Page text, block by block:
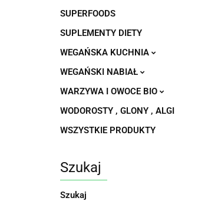
SUPERFOODS
SUPLEMENTY DIETY
WEGAŃSKA KUCHNIA
WEGAŃSKI NABIAŁ
WARZYWA I OWOCE BIO
WODOROSTY , GLONY , ALGI
WSZYSTKIE PRODUKTY
Szukaj
Szukaj